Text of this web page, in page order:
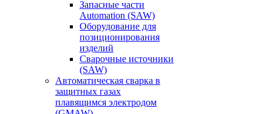
Запасные части
Automation (SAW)
Оборудование для
позиционирования
изделий
Сварочные источники
(SAW)
Автоматическая сварка в
защитных газах
плавящимся электродом